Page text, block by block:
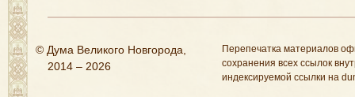
© Дума Великого Новгорода,
2014 – 2026
Перепечатка материалов
сохранения всех ссылок
индексируемой ссылки на